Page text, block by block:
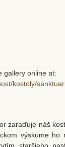
gallery online at:
kostoly/
zaraďuje náš
výskume ho